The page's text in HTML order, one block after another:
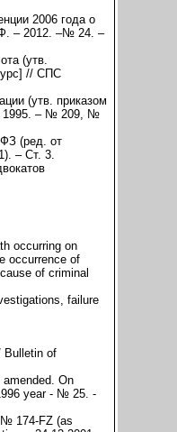
2006 года о
– 2012. –№ 24. –
(утв.
// СПС
(утв. приказом
1995. – № 209, №
(ред. от
– Ст. 3.
occurring on
occurrence of
of criminal
failure
Bulletin of
On
year - № 25. -
№ 174-FZ (as